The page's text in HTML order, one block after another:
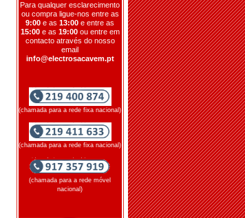
Para qualquer esclarecimento
ou compra ligue-nos entre as
9:00 e as 13:00 e entre as
15:00e as 19:00 ou entre em
contacto através do nosso
email
info@electrosacavem.pt
(chamada para a rede fixa nacional)
(chamada para a rede fixa nacional)
(chamada para a rede móvel
nacional)